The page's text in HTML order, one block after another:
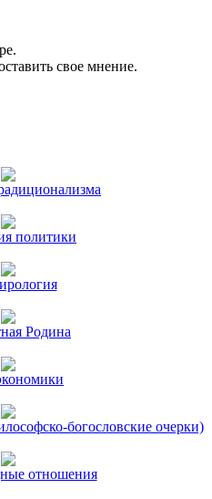
свое мнение.
политики
Родина
богословские очерки)
отношения